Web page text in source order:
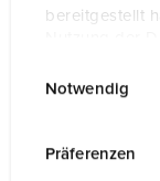
bereitgestellt
Notwendig
Präferenzen
Contacten
Beschermingsgraad
Gewicht